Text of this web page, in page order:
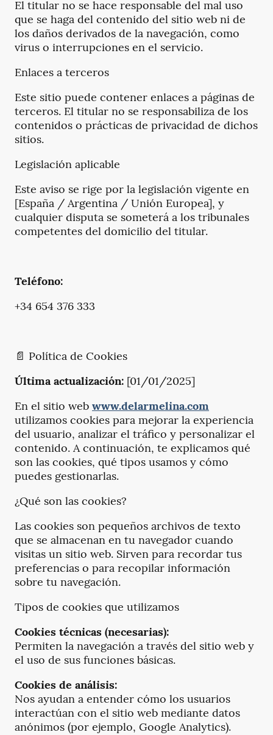
El titular no se hace responsable del mal uso
que se haga del contenido del sitio web ni de
los daños derivados de la navegación, como
virus o interrupciones en el servicio.
Enlaces a terceros
Este sitio puede contener enlaces a páginas de
terceros. El titular no se responsabiliza de los
contenidos o prácticas de privacidad de dichos
sitios.
Legislación aplicable
Este aviso se rige por la legislación vigente en
[España / Argentina / Unión Europea], y
cualquier disputa se someterá a los tribunales
competentes del domicilio del titular.
Teléfono:
+34 654 376 333
📄 Política de Cookies
Última actualización: [01/01/2025]
En el sitio web www.delarmelina.com
utilizamos cookies para mejorar la experiencia
del usuario, analizar el tráfico y personalizar el
contenido. A continuación, te explicamos qué
son las cookies, qué tipos usamos y cómo
puedes gestionarlas.
¿Qué son las cookies?
Las cookies son pequeños archivos de texto
que se almacenan en tu navegador cuando
visitas un sitio web. Sirven para recordar tus
preferencias o para recopilar información
sobre tu navegación.
Tipos de cookies que utilizamos
Cookies técnicas (necesarias):
Permiten la navegación a través del sitio web y
el uso de sus funciones básicas.
Cookies de análisis:
Nos ayudan a entender cómo los usuarios
interactúan con el sitio web mediante datos
anónimos (por ejemplo, Google Analytics).